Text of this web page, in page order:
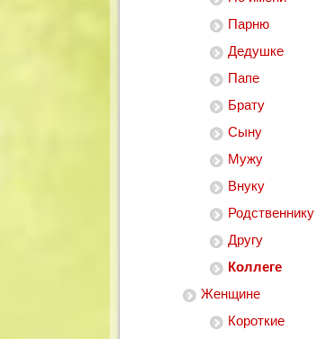
Парню
Дедушке
Папе
Брату
Сыну
Мужу
Внуку
Родственнику
Другу
Коллеге
Женщине
Короткие